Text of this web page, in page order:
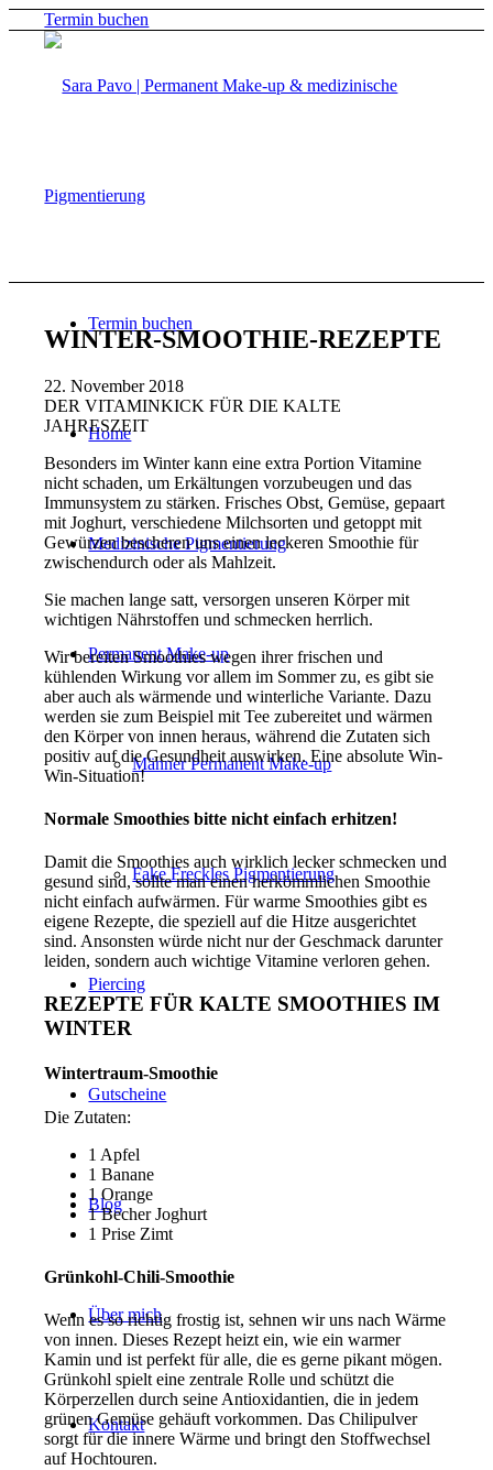
Termin buchen
Termin buchen
Home
Medizinische Pigmentierung
Permanent Make-up
Männer Permanent Make-up
Fake Freckles Pigmentierung
Piercing
Gutscheine
Blog
Über mich
Kontakt
WINTER-SMOOTHIE-REZEPTE
22. November 2018
DER VITAMINKICK FÜR DIE KALTE
JAHRESZEIT
Besonders im Winter kann eine extra Portion Vitamine
nicht schaden, um Erkältungen vorzubeugen und das
Immunsystem zu stärken. Frisches Obst, Gemüse, gepaart
mit Joghurt, verschiedene Milchsorten und getoppt mit
Gewürzen bescheren uns einen leckeren Smoothie für
zwischendurch oder als Mahlzeit.
Sie machen lange satt, versorgen unseren Körper mit
wichtigen Nährstoffen und schmecken herrlich.
Wir bereiten Smoothies wegen ihrer frischen und
kühlenden Wirkung vor allem im Sommer zu, es gibt sie
aber auch als wärmende und winterliche Variante. Dazu
werden sie zum Beispiel mit Tee zubereitet und wärmen
den Körper von innen heraus, während die Zutaten sich
positiv auf die Gesundheit auswirken. Eine absolute Win-
Win-Situation!
Normale Smoothies bitte nicht einfach erhitzen!
Damit die Smoothies auch wirklich lecker schmecken und
gesund sind, sollte man einen herkömmlichen Smoothie
nicht einfach aufwärmen. Für warme Smoothies gibt es
eigene Rezepte, die speziell auf die Hitze ausgerichtet
sind. Ansonsten würde nicht nur der Geschmack darunter
leiden, sondern auch wichtige Vitamine verloren gehen.
REZEPTE FÜR KALTE SMOOTHIES IM
WINTER
Wintertraum-Smoothie
Die Zutaten:
1 Apfel
1 Banane
1 Orange
1 Becher Joghurt
1 Prise Zimt
Grünkohl-Chili-Smoothie
Wenn es so richtig frostig ist, sehnen wir uns nach Wärme
von innen. Dieses Rezept heizt ein, wie ein warmer
Kamin und ist perfekt für alle, die es gerne pikant mögen.
Grünkohl spielt eine zentrale Rolle und schützt die
Körperzellen durch seine Antioxidantien, die in jedem
grünen Gemüse gehäuft vorkommen. Das Chilipulver
sorgt für die innere Wärme und bringt den Stoffwechsel
auf Hochtouren.